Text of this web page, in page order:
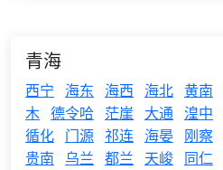
青海
西宁 海东 海西 海北 黄南
木 德令哈 茫崖 大通 湟中
循化 门源 祁连 海晏 刚察
贵南
乌兰 都兰 天峻 同仁